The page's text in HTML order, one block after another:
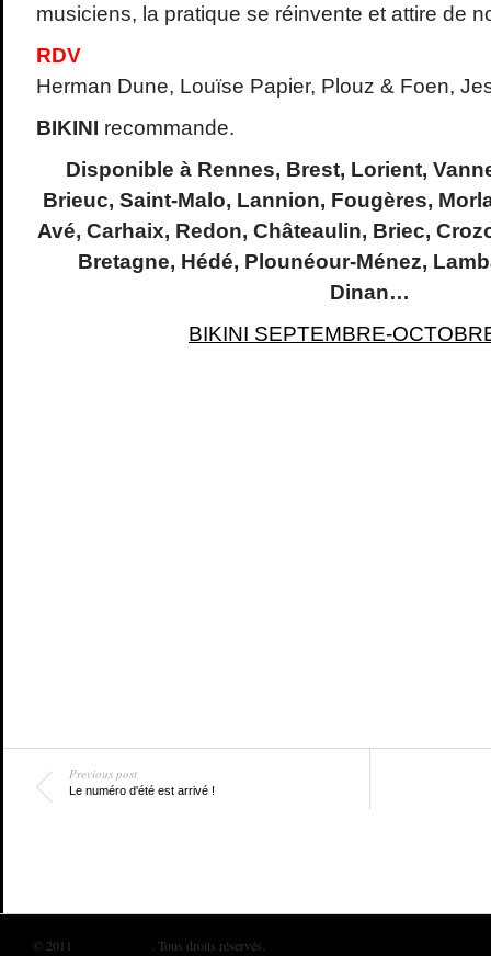
musiciens, la pratique se réinvente et attire de
RDV
Herman Dune, Louïse Papier, Plouz & Foen,
BIKINI recommande.
Disponible à Rennes, Brest, Lorient,
Brieuc, Saint-Malo, Lannion, Fougères,
Avé, Carhaix, Redon, Châteaulin, Briec,
Bretagne, Hédé, Plounéour-Ménez,
Dinan…
BIKINI SEPTEMBRE-
Previous post
Le numéro d'été est arrivé !
© 2011 . Tous droits réservés.